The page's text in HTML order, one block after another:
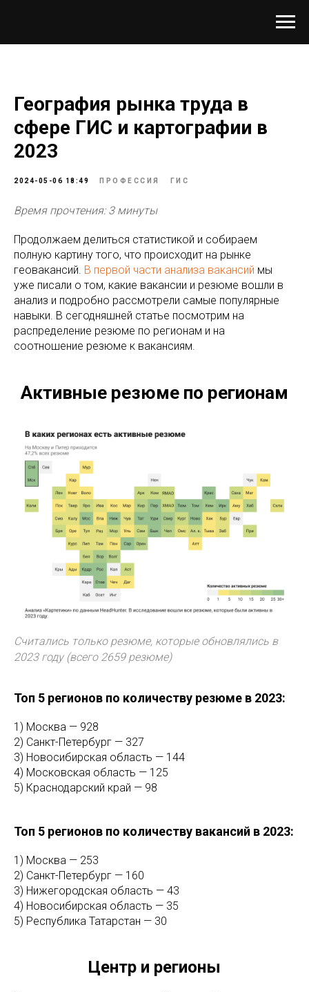
География рынка труда в
сфере ГИС и картографии в
2023
2024-05-06 18:49 ПРОФЕССИЯ ГИС
Время прочтения: 3 минуты
Продолжаем делиться статистикой и собираем
полную картину того, что происходит на рынке
геовакансий. В первой части анализа вакансий мы
уже писали о том, какие вакансии и резюме вошли в
анализ и подробно рассмотрели самые популярные
навыки. В сегодняшней статье посмотрим на
распределение резюме по регионам и на
соотношение резюме к вакансиям.
Активные резюме по регионам
Считались только резюме, которые обновлялись в
2023 году (всего 2659 резюме)
Топ 5 регионов по количеству резюме в 2023:
1) Москва — 928
2) Санкт-Петербург — 327
3) Новосибирская область — 144
4) Московская область — 125
5) Краснодарский край — 98
Топ 5 регионов по количеству вакансий в 2023:
1) Москва — 253
2) Санкт-Петербург — 160
3) Нижегородская область — 43
4) Новосибирская область — 35
5) Республика Татарстан — 30
Центр и регионы